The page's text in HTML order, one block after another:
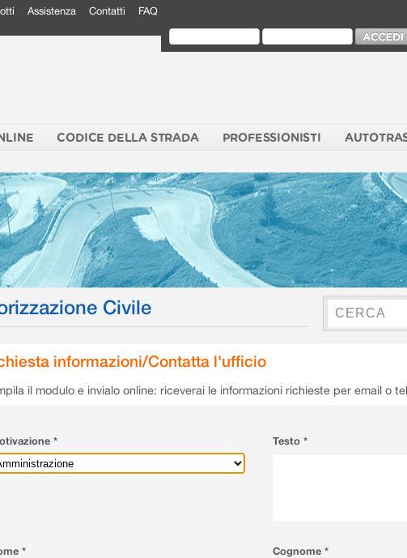
Assistenza Contatti FAQ
CODICE DELLA STRADA PROFESSIONISTI
Civile
informazioni/Contatta l'ufficio
il modulo e invialo online: riceverai le informazioni richieste per email o
* Testo *
* Cognome *